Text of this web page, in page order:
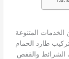
المتنوعة
طارد الحمام
الشرائط والقفص